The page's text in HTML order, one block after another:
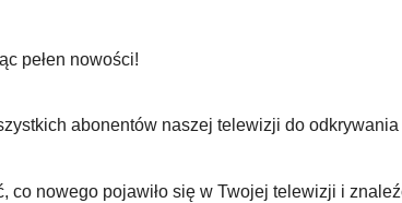
pełen nowości!
abonentów naszej telewizji do odkrywania
co nowego pojawiło się w Twojej telewizji i